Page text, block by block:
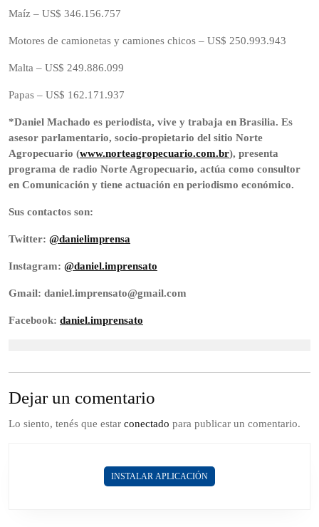
Maíz – US$ 346.156.757
Motores de camionetas y camiones chicos – US$ 250.993.943
Malta – US$ 249.886.099
Papas – US$ 162.171.937
*Daniel Machado es periodista, vive y trabaja en Brasilia. Es
asesor parlamentario, socio-propietario del sitio Norte
Agropecuario (www.norteagropecuario.com.br), presenta
programa de radio Norte Agropecuario, actúa como consultor
en Comunicación y tiene actuación en periodismo económico.
Sus contactos son:
Twitter: @danielimprensa
Instagram: @daniel.imprensato
Gmail: daniel.imprensato@gmail.com
Facebook: daniel.imprensato
Dejar un comentario
Lo siento, tenés que estar conectado para publicar un comentario.
INSTALAR APLICACIÓN